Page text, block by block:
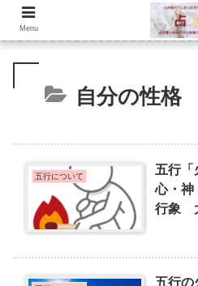
自分の性格
五行について
五行「
心・
行象
五行の
Menu